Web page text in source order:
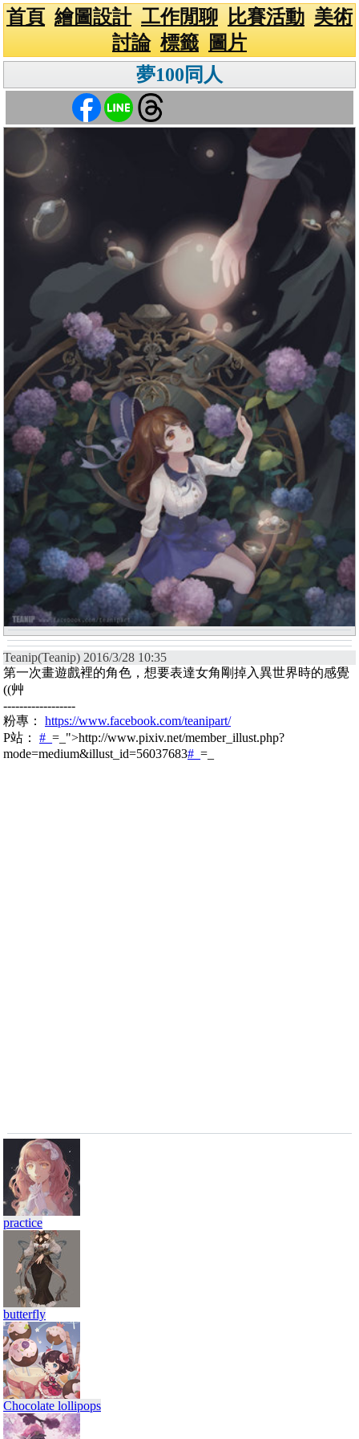
首頁 繪圖設計 工作閒聊 比賽活動 美術
討論 標籤
圖片
夢100同人
Teanip(Teanip) 2016/3/28 10:35
第一次畫遊戲裡的角色，想要表達女角剛掉入異世界時的感覺
((艸
------------------
粉專： https://www.facebook.com/teanipart/
P站： #_ =_">http://www.pixiv.net/member_illust.php?
mode=medium&illust_id=56037683#_ =_
practice
butterfly
Chocolate lollipops